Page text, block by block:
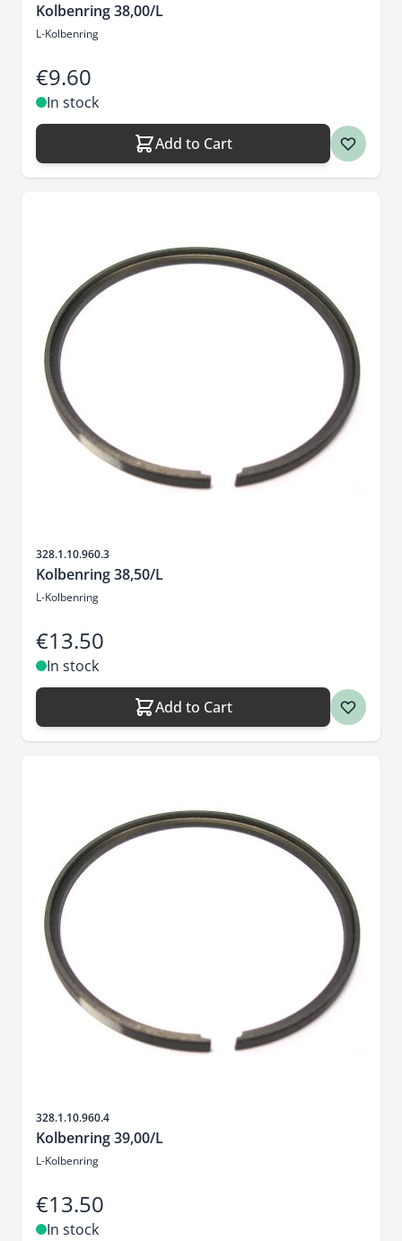
Kolbenring 38,00/L
L-Kolbenring
€9.60
In stock
Add to Cart
Sku
328.1.10.960.3
Kolbenring 38,50/L
L-Kolbenring
€13.50
In stock
Add to Cart
Sku
328.1.10.960.4
Kolbenring 39,00/L
L-Kolbenring
€13.50
In stock